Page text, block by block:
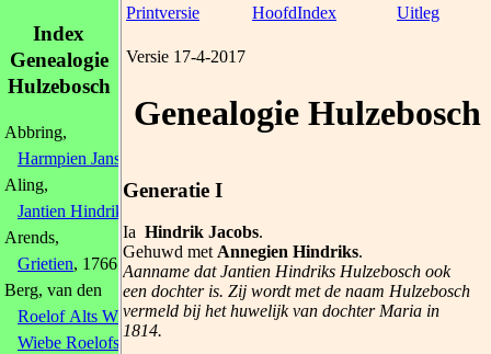
Printversie HoofdIndex Uitleg
Versie 17-4-2017
Genealogie Hulzebosch
Generatie I
Ia Hindrik Jacobs.
Gehuwd met Annegien Hindriks.
Aanname dat Jantien Hindriks Hulzebosch ook
een dochter is. Zij wordt met de naam Hulzebosch
vermeld bij het huwelijk van dochter Maria in
1814.
Index
Genealogie
Hulzebosch
Abbring,
Harmpien Jans
Aling,
Jantien Hindriks
Arends,
Grietien, 1766
Berg, van den
Roelof Alts Wiebes
Wiebe Roelofs , 1796